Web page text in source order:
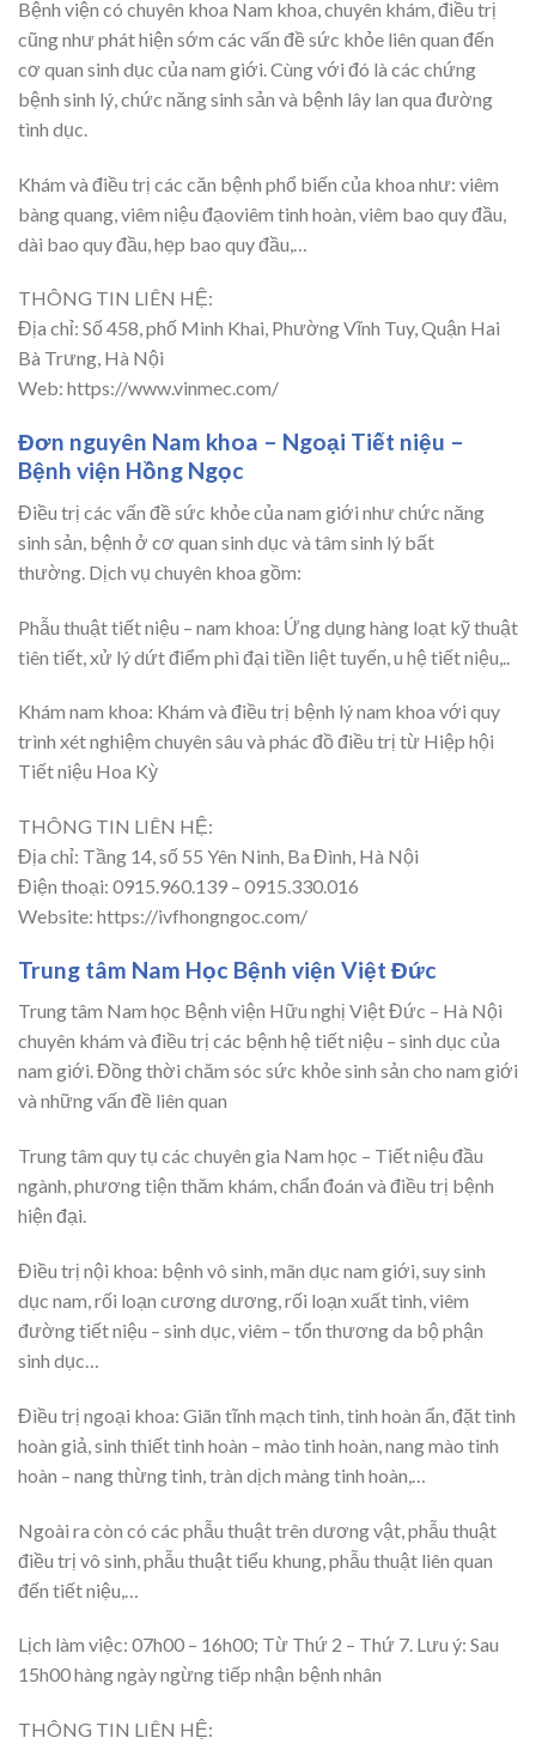
Bệnh viện có chuyên khoa Nam khoa, chuyên khám, điều trị
cũng như phát hiện sớm các vấn đề sức khỏe liên quan đến
cơ quan sinh dục của nam giới. Cùng với đó là các chứng
bệnh sinh lý, chức năng sinh sản và bệnh lây lan qua đường
tình dục.
Khám và điều trị các căn bệnh phổ biến của khoa như: viêm
bàng quang, viêm niệu đạoviêm tinh hoàn, viêm bao quy đầu,
dài bao quy đầu, hẹp bao quy đầu,…
THÔNG TIN LIÊN HỆ:
Địa chỉ: Số 458, phố Minh Khai, Phường Vĩnh Tuy, Quận Hai
Bà Trưng, Hà Nội
Web: https://www.vinmec.com/
Đơn nguyên Nam khoa – Ngoại Tiết niệu –
Bệnh viện Hồng Ngọc
Điều trị các vấn đề sức khỏe của nam giới như chức năng
sinh sản, bệnh ở cơ quan sinh dục và tâm sinh lý bất
thường. Dịch vụ chuyên khoa gồm:
Phẫu thuật tiết niệu – nam khoa: Ứng dụng hàng loạt kỹ thuật
tiên tiết, xử lý dứt điểm phì đại tiền liệt tuyến, u hệ tiết niệu,..
Khám nam khoa: Khám và điều trị bệnh lý nam khoa với quy
trình xét nghiệm chuyên sâu và phác đồ điều trị từ Hiệp hội
Tiết niệu Hoa Kỳ
THÔNG TIN LIÊN HỆ:
Địa chỉ: Tầng 14, số 55 Yên Ninh, Ba Đình, Hà Nội
Điện thoại: 0915.960.139 – 0915.330.016
Website: https://ivfhongngoc.com/
Trung tâm Nam Học Bệnh viện Việt Đức
Trung tâm Nam học Bệnh viện Hữu nghị Việt Đức – Hà Nội
chuyên khám và điều trị các bệnh hệ tiết niệu – sinh dục của
nam giới. Đồng thời chăm sóc sức khỏe sinh sản cho nam giới
và những vấn đề liên quan
Trung tâm quy tụ các chuyên gia Nam học – Tiết niệu đầu
ngành, phương tiện thăm khám, chẩn đoán và điều trị bệnh
hiện đại.
Điều trị nội khoa: bệnh vô sinh, mãn dục nam giới, suy sinh
dục nam, rối loạn cương dương, rối loạn xuất tinh, viêm
đường tiết niệu – sinh dục, viêm – tổn thương da bộ phận
sinh dục…
Điều trị ngoại khoa: Giãn tĩnh mạch tinh, tinh hoàn ẩn, đặt tinh
hoàn giả, sinh thiết tinh hoàn – mào tinh hoàn, nang mào tinh
hoàn – nang thừng tinh, tràn dịch màng tinh hoàn,…
Ngoài ra còn có các phẫu thuật trên dương vật, phẫu thuật
điều trị vô sinh, phẫu thuật tiểu khung, phẫu thuật liên quan
đến tiết niệu,…
Lịch làm việc: 07h00 – 16h00; Từ Thứ 2 – Thứ 7. Lưu ý: Sau
15h00 hàng ngày ngừng tiếp nhận bệnh nhân
THÔNG TIN LIÊN HỆ: